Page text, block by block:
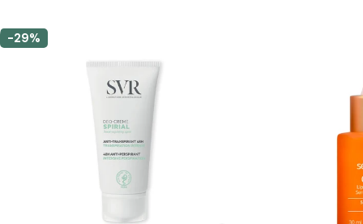
-29%